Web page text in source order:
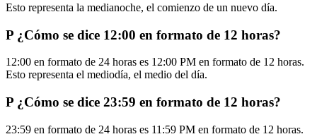
Esto representa la medianoche, el comienzo de un nuevo día.
P ¿Cómo se dice 12:00 en formato de 12 horas?
12:00 en formato de 24 horas es 12:00 PM en formato de 12 horas.
Esto representa el mediodía, el medio del día.
P ¿Cómo se dice 23:59 en formato de 12 horas?
23:59 en formato de 24 horas es 11:59 PM en formato de 12 horas.